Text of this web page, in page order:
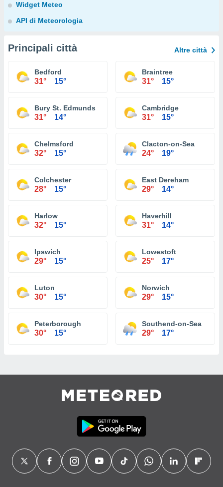
Widget Meteo
API di Meteorologia
Principali città Altre città
Bedford
31° 15°
Braintree
31° 15°
Bury St. Edmunds
31° 14°
Cambridge
31° 15°
Chelmsford
32° 15°
Clacton-on-Sea
24° 19°
Colchester
28° 15°
East Dereham
29° 14°
Harlow
32° 15°
Haverhill
31° 14°
Ipswich
29° 15°
Lowestoft
25° 17°
Luton
30° 15°
Norwich
29° 15°
Peterborough
30° 15°
Southend-on-Sea
29° 17°